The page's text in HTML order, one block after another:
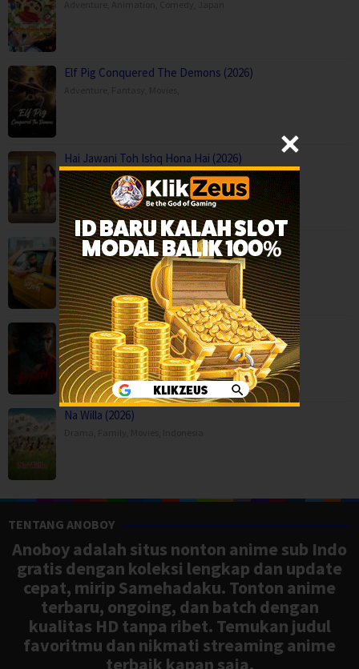
Elf Pig Conquered The Demons (2026)
Hai Jawani Toh Ishq Hona Hai (2026)
Comedy ,Movies,Romance India,United Kingdom
Idhayam Murali (2026)
Comedy,Drama,Movies,Romance,India
Lenin (2026)
Action,Drama,Movies,Romance,India
Na Willa (2026)
TENTANG ANOBOY
Anoboy adalah situs nonton anime sub Indo
gratis dengan koleksi lengkap dan update
cepat, mirip Samehadaku. Tonton anime
terbaru, ongoing, dan batch dengan
kualitas HD tanpa ribet. Temukan judul
favoritmu dan nikmati streaming anime
terbaik kapan saja.